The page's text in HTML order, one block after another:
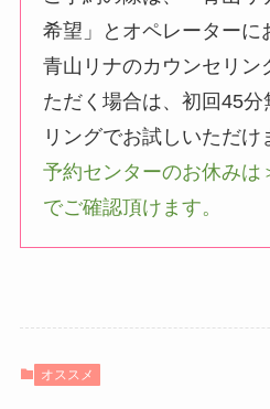
希望」とオペレーターに
青山リナのカウンセリン
ただく場合は、初回45
リングでお試しいただけ
予約センターのお休みは
でご確認頂けます。
オススメ